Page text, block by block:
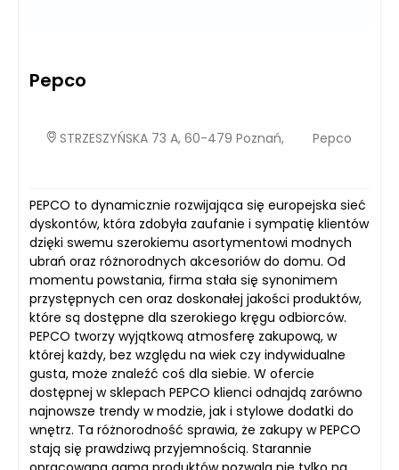
Pepco
STRZESZYŃSKA 73 A, 60-479 Poznań, Pepco
PEPCO to dynamicznie rozwijająca się europejska sieć
dyskontów, która zdobyła zaufanie i sympatię klientów
dzięki swemu szerokiemu asortymentowi modnych
ubrań oraz różnorodnych akcesoriów do domu. Od
momentu powstania, firma stała się synonimem
przystępnych cen oraz doskonałej jakości produktów,
które są dostępne dla szerokiego kręgu odbiorców.
PEPCO tworzy wyjątkową atmosferę zakupową, w
której każdy, bez względu na wiek czy indywidualne
gusta, może znaleźć coś dla siebie. W ofercie
dostępnej w sklepach PEPCO klienci odnajdą zarówno
najnowsze trendy w modzie, jak i stylowe dodatki do
wnętrz. Ta różnorodność sprawia, że zakupy w PEPCO
stają się prawdziwą przyjemnością. Starannie